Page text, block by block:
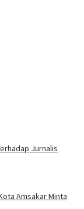
Jurnalis
Amsakar Minta